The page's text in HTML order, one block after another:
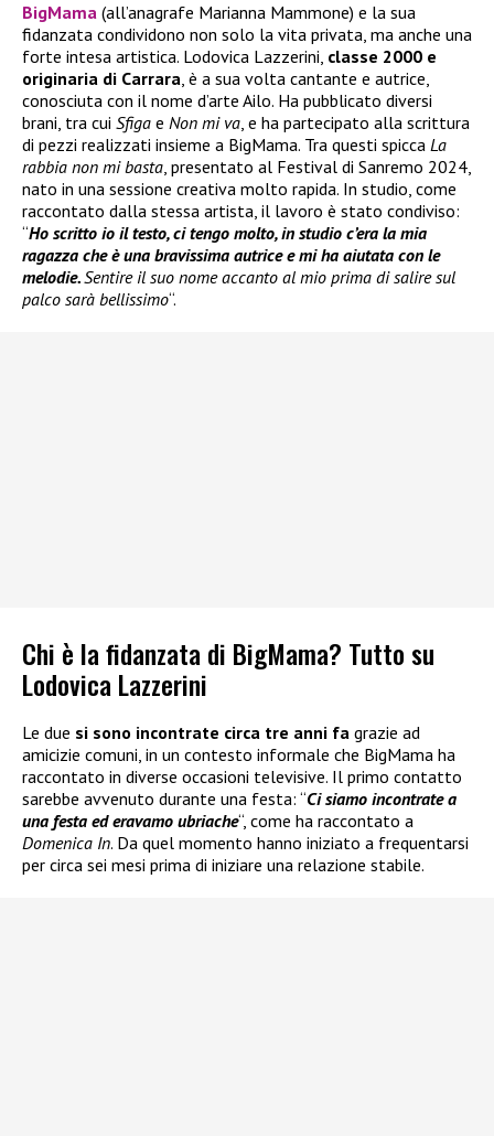
BigMama (all’anagrafe Marianna Mammone) e la sua
fidanzata condividono non solo la vita privata, ma anche una
forte intesa artistica. Lodovica Lazzerini, classe 2000 e
originaria di Carrara, è a sua volta cantante e autrice,
conosciuta con il nome d’arte Ailo. Ha pubblicato diversi
brani, tra cui Sfiga e Non mi va, e ha partecipato alla scrittura
di pezzi realizzati insieme a BigMama. Tra questi spicca La
rabbia non mi basta, presentato al Festival di Sanremo 2024,
nato in una sessione creativa molto rapida. In studio, come
raccontato dalla stessa artista, il lavoro è stato condiviso:
“Ho scritto io il testo, ci tengo molto, in studio c’era la mia
ragazza che è una bravissima autrice e mi ha aiutata con le
melodie.Sentire il suo nome accanto al mio prima di salire sul
palco sarà bellissimo“.
Chi è la fidanzata di BigMama? Tutto su
Lodovica Lazzerini
Le due si sono incontrate circa tre anni fa grazie ad
amicizie comuni, in un contesto informale che BigMama ha
raccontato in diverse occasioni televisive. Il primo contatto
sarebbe avvenuto durante una festa: “Ci siamo incontrate a
una festa ed eravamo ubriache“, come ha raccontato a
Domenica In. Da quel momento hanno iniziato a frequentarsi
per circa sei mesi prima di iniziare una relazione stabile.